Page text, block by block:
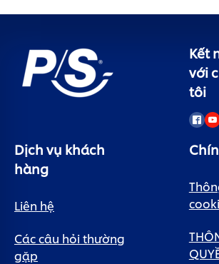
Kết
với
tôi
Dịch vụ khách
hàng
Liên hệ
Các câu hỏi thường
gặp